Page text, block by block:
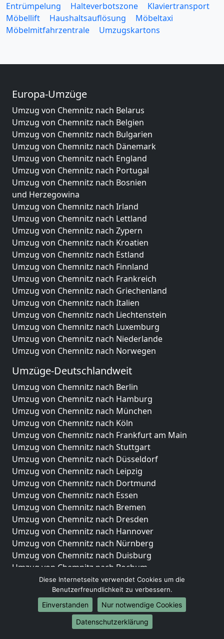
Entrümpelung
Halteverbotszone
Klaviertransport
Möbellift
Haushaltsauflösung
Möbeltaxi
Möbelmitfahrzentrale
Umzugskartons
Europa-Umzüge
Umzug von Chemnitz nach Belarus
Umzug von Chemnitz nach Belgien
Umzug von Chemnitz nach Bulgarien
Umzug von Chemnitz nach Dänemark
Umzug von Chemnitz nach England
Umzug von Chemnitz nach Portugal
Umzug von Chemnitz nach Bosnien
und Herzegowina
Umzug von Chemnitz nach Irland
Umzug von Chemnitz nach Lettland
Umzug von Chemnitz nach Zypern
Umzug von Chemnitz nach Kroatien
Umzug von Chemnitz nach Estland
Umzug von Chemnitz nach Finnland
Umzug von Chemnitz nach Frankreich
Umzug von Chemnitz nach Griechenland
Umzug von Chemnitz nach Italien
Umzug von Chemnitz nach Liechtenstein
Umzug von Chemnitz nach Luxemburg
Umzug von Chemnitz nach Niederlande
Umzug von Chemnitz nach Norwegen
Umzüge-Deutschlandweit
Umzug von Chemnitz nach Berlin
Umzug von Chemnitz nach Hamburg
Umzug von Chemnitz nach München
Umzug von Chemnitz nach Köln
Umzug von Chemnitz nach Frankfurt am Main
Umzug von Chemnitz nach Stuttgart
Umzug von Chemnitz nach Düsseldorf
Umzug von Chemnitz nach Leipzig
Umzug von Chemnitz nach Dortmund
Umzug von Chemnitz nach Essen
Umzug von Chemnitz nach Bremen
Umzug von Chemnitz nach Dresden
Umzug von Chemnitz nach Hannover
Umzug von Chemnitz nach Nürnberg
Umzug von Chemnitz nach Duisburg
Umzug von Chemnitz nach Bochum
Umzug von Chemnitz nach Wuppertal
Umzug von Chemnitz nach Bielefeld
Umzug von Chemnitz nach Bonn
Umzug von Chemnitz nach Münster
Diese Internetseite verwendet Cookies um die
Benutzerfreundlichkeit zu verbessern.
Einverstanden
Nur notwendige Cookies
Datenschutzerklärung